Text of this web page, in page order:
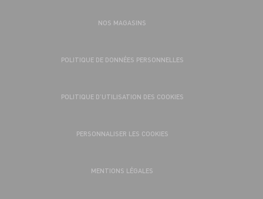
NOS MAGASINS
POLITIQUE DE DONNÉES PERSONNELLES
POLITIQUE D’UTILISATION DES COOKIES
PERSONNALISER LES COOKIES
MENTIONS LÉGALES